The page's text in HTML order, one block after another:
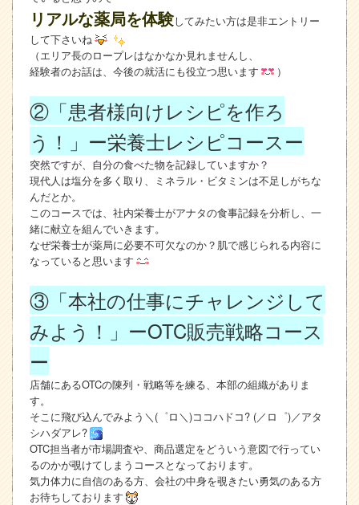
リアルな薬局を体験してみたい方は是非エントリー
して下さいね
（エリア長のロープレはなかなか見れませんし、
経験者のお話は、今後の就活にも役立つ思います
）
②「患者様向けレシピを作ろ
う！」ー栄養士レシピコースー
突然ですが、自分の食べた物を記録していますか？
現代人は塩分を多く取り、ミネラル・ビタミンは不足しがちな
んだとか。
このコースでは、社内栄養士がアナタの食事記録を分析し、一
緒に献立を組んでいきます。
なぜ栄養士が薬局に必要不可欠なのか？肌で感じられる内容に
なっていると思います
③「本社の仕事にチャレンジして
みよう！」ーOTC販売戦略コース
ー
店舗にあるOTCの陳列・戦略等を練る、本部の組織がありま
す。
そこに飛び込んでみよう＼(゜ロ＼)ココハドコ? (／ロ゜)／アタ
シハダアレ?
OTC担当者が市場調査や、商品選定をどういう意図で行ってい
るのかが覗けてしまうコースとなっております。
気力体力に自信のある方、会社の中身を覗きたい勇気のある方
お待ちしております